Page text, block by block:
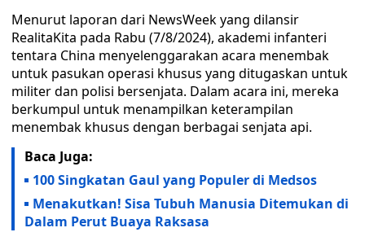
Menurut laporan dari NewsWeek yang dilansir
RealitaKita pada Rabu (7/8/2024), akademi infanteri
tentara China menyelenggarakan acara menembak
untuk pasukan operasi khusus yang ditugaskan untuk
militer dan polisi bersenjata. Dalam acara ini, mereka
berkumpul untuk menampilkan keterampilan
menembak khusus dengan berbagai senjata api.
Baca Juga:
100 Singkatan Gaul yang Populer di Medsos
Menakutkan! Sisa Tubuh Manusia Ditemukan di
Dalam Perut Buaya Raksasa